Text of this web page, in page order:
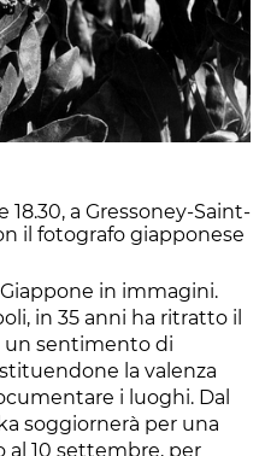
a Gressoney-Saint-
il fotografo giapponese
in immagini.
in 35 anni ha ritratto il
un sentimento di
la valenza
i luoghi. Dal
soggiornerà per una
al 10 settembre, per